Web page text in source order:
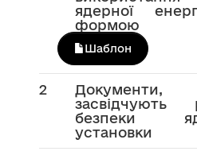
ядерної
формою
Шаблон
2
засвідчують
безпеки
установки